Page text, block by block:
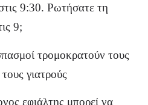
στις 9:30. Ρωτήσατε τη
9;
τρομοκρατούν τους
γιατρούς
εφιάλτης μπορεί να